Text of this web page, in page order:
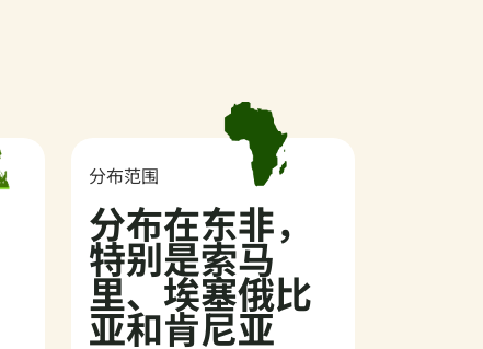
分布范围
分布在东非，
特别是索马
里、埃塞俄比
亚和肯尼亚